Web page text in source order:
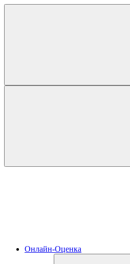
Онлайн-Оценка